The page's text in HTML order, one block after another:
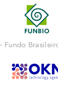
Fundo